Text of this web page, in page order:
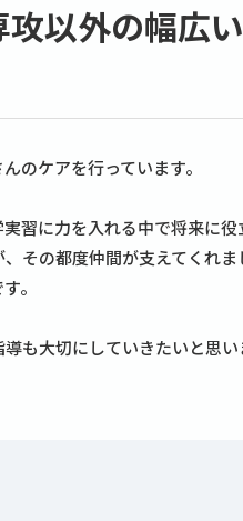
以外の幅広
のケアを行っています。
習に力を入れる中で将来に役
その都度仲間が支えてくれま
。
も大切にしていきたいと思い